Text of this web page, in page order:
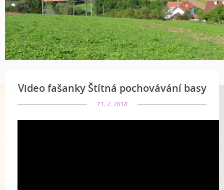
Video fašanky Štítná pochovávání basy
11. 2. 2018